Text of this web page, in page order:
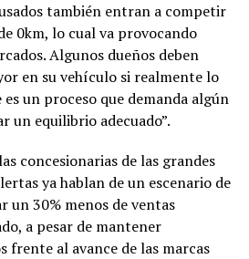
también entran a competir
0km, lo cual va provocando
Algunos dueños deben
en su vehículo si realmente lo
un proceso que demanda algún
un equilibrio adecuado”.
concesionarias de las grandes
ya hablan de un escenario de
un 30% menos de ventas
a pesar de mantener
frente al avance de las marcas